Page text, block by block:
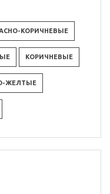
КОРИЧНЕВЫЕ
КОРИЧНЕВЫЕ
ЖЕЛТЫЕ